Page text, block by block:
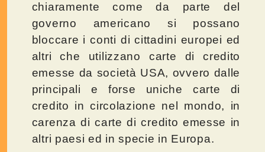
chiaramente come da parte del
governo americano si possano
bloccare i conti di cittadini europei ed
altri che utilizzano carte di credito
emesse da società USA, ovvero dalle
principali e forse uniche carte di
credito in circolazione nel mondo, in
carenza di carte di credito emesse in
altri paesi ed in specie in Europa.